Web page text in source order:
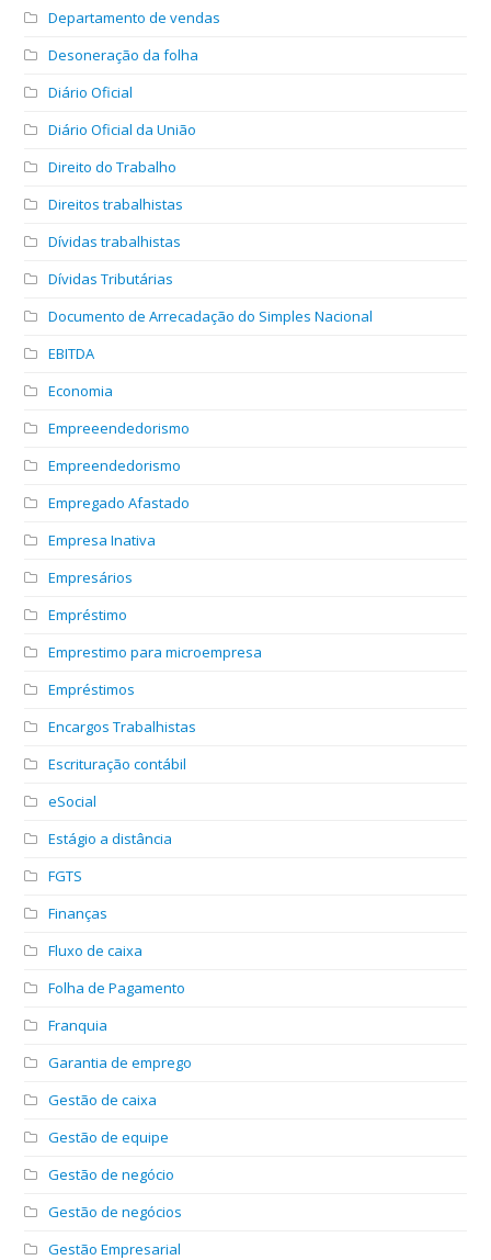
Departamento de vendas
Desoneração da folha
Diário Oficial
Diário Oficial da União
Direito do Trabalho
Direitos trabalhistas
Dívidas trabalhistas
Dívidas Tributárias
Documento de Arrecadação do Simples Nacional
EBITDA
Economia
Empreeendedorismo
Empreendedorismo
Empregado Afastado
Empresa Inativa
Empresários
Empréstimo
Emprestimo para microempresa
Empréstimos
Encargos Trabalhistas
Escrituração contábil
eSocial
Estágio a distância
FGTS
Finanças
Fluxo de caixa
Folha de Pagamento
Franquia
Garantia de emprego
Gestão de caixa
Gestão de equipe
Gestão de negócio
Gestão de negócios
Gestão Empresarial